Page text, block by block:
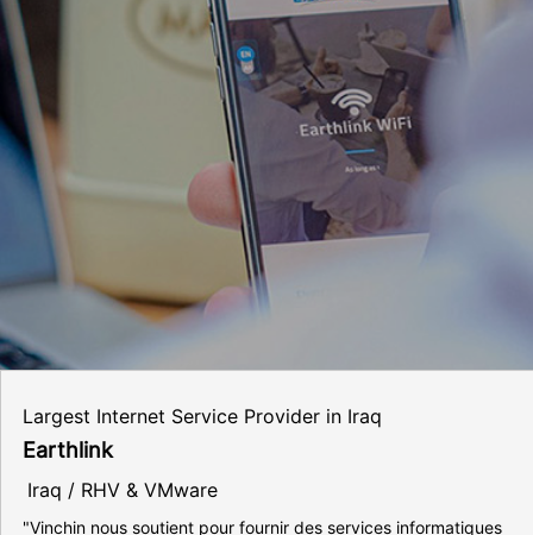
Largest Internet Service Provider in Iraq
Earthlink
Iraq / RHV & VMware
"Vinchin nous soutient pour fournir des services informatiques